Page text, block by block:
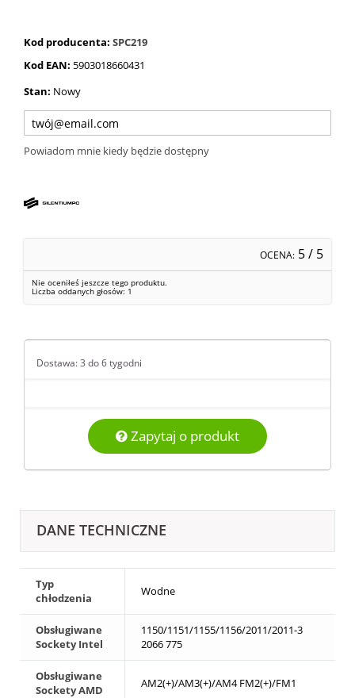
Kod producenta: SPC219
Kod EAN: 5903018660431
Stan: Nowy
Powiadom mnie kiedy będzie dostępny
OCENA: 5/ 5
Nie oceniłeś jeszcze tego produktu.
Liczba oddanych głosów: 1
Dostawa: 3 do 6 tygodni
Zapytaj o produkt
DANE TECHNICZNE
Typ
chłodzenia
Wodne
Obsługiwane
Sockety Intel
1150/1151/1155/1156/2011/2011-3
2066 775
Obsługiwane
Sockety AMD
AM2(+)/AM3(+)/AM4 FM2(+)/FM1